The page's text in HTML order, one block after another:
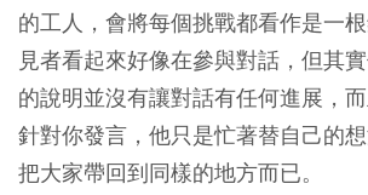
的工人，會將每個挑戰都看作是一
見者看起來好像在參與對話，但其
的說明並沒有讓對話有任何進展，
針對你發言，他只是忙著替自己的
把大家帶回到同樣的地方而已。